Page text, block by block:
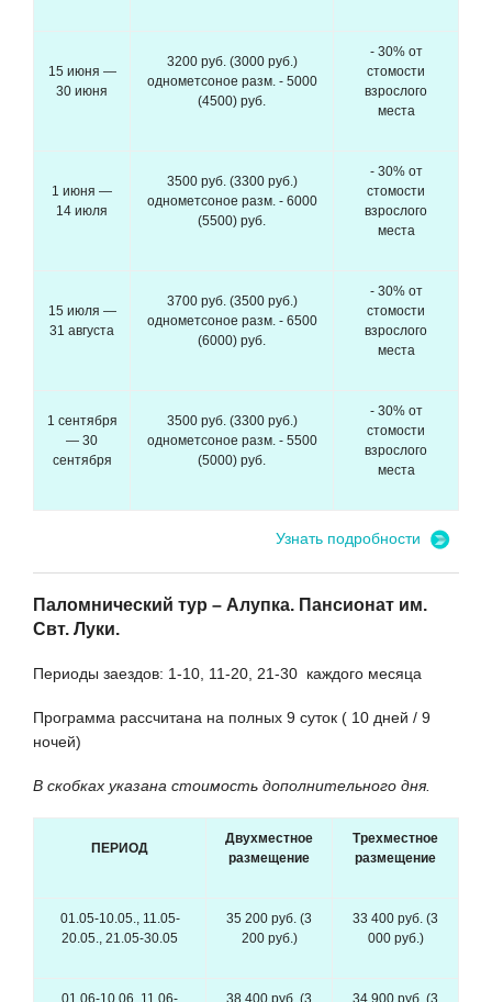
15 июня —
30 июня
3200 руб. (3000 руб.)
однометсоное разм. - 5000
(4500) руб.
- 30% от
стомости
взрослого
места
1 июня —
14 июля
3500 руб. (3300 руб.)
однометсоное разм. - 6000
(5500) руб.
- 30% от
стомости
взрослого
места
15 июля —
31 августа
3700 руб. (3500 руб.)
однометсоное разм. - 6500
(6000) руб.
- 30% от
стомости
взрослого
места
1 сентября
— 30
сентября
3500 руб. (3300 руб.)
однометсоное разм. - 5500
(5000) руб.
- 30% от
стомости
взрослого
места
Узнать подробности
Паломнический тур – Алупка. Пансионат им.
Свт. Луки.
Периоды заездов: 1-10, 11-20, 21-30 каждого месяца
Программа рассчитана на полных 9 суток ( 10 дней / 9
ночей)
В скобках указана стоимость дополнительного дня.
ПЕРИОД
Двухместное
размещение
Трехместное
размещение
01.05-10.05., 11.05-
20.05., 21.05-30.05
35 200 руб. (3
200 руб.)
33 400 руб. (3
000 руб.)
01.06-10.06, 11.06- 38 400 руб. (3 34 900 руб. (3